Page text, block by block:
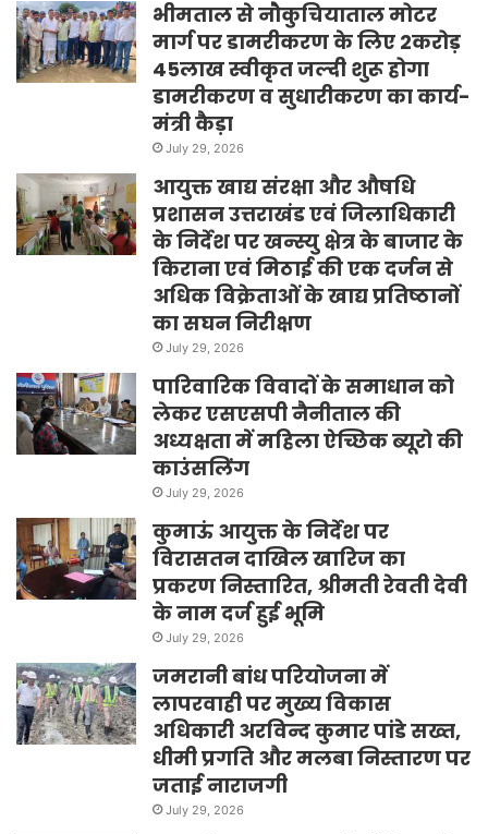
भीमताल से नौकुचियाताल मोटर
मार्ग पर डामरीकरण के लिए 2करोड़
45लाख स्वीकृत जल्दी शुरू होगा
डामरीकरण व सुधारीकरण का कार्य-
मंत्री कैड़ा
July 29, 2026
आयुक्त खाद्य संरक्षा और औषधि
प्रशासन उत्तराखंड एवं जिलाधिकारी
के निर्देश पर खन्स्यु क्षेत्र के बाजार के
किराना एवं मिठाई की एक दर्जन से
अधिक विक्रेताओं के खाद्य प्रतिष्ठानों
का सघन निरीक्षण
July 29, 2026
पारिवारिक विवादों के समाधान को
लेकर एसएसपी नैनीताल की
अध्यक्षता में महिला ऐच्छिक ब्यूरो की
काउंसलिंग
July 29, 2026
कुमाऊं आयुक्त के निर्देश पर
विरासतन दाखिल खारिज का
प्रकरण निस्तारित, श्रीमती रेवती देवी
के नाम दर्ज हुई भूमि
July 29, 2026
जमरानी बांध परियोजना में
लापरवाही पर मुख्य विकास
अधिकारी अरविन्द कुमार पांडे सख्त,
धीमी प्रगति और मलबा निस्तारण पर
जताई नाराजगी
July 29, 2026